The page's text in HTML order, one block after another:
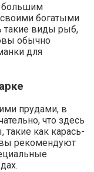
большим
богатыми
такие виды рыб,
обычно
для
прудами, в
что здесь
как карась-
рекомендуют